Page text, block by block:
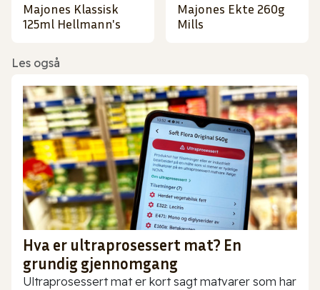
Majones Klassisk
125ml Hellmann's
Majones Ekte 260g
Mills
Les også
Hva er ultraprosessert mat? En
grundig gjennomgang
Ultraprosessert mat er kort sagt matvarer som har